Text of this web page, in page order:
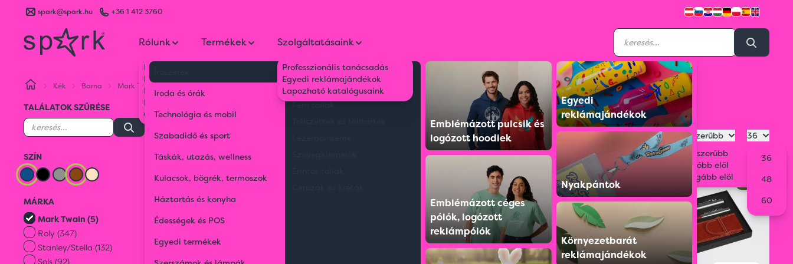
spark@spark.hu +36 1 412 3760
Rólunk
Kik vagyunk
Kapcsolat
Blog
Karrier
Gyakran Ismételt Kérdések
Termékek
Iroda és órák
Technológia és mobil
Szabadidő és sport
Táskák, utazás, wellness
Kulacsok, bögrék, termoszok
Háztartás és konyha
Édességek és POS
Egyedi termékek
Környezetbarát tollak
Műanyag tollak
Fém tollak
Emblémázott pulcsik és
logózott hoodiek
Emblémázott céges
pólók, logózott
reklámpólók
Egyedi
reklámajándékok
Nyakpántok
Környezetbarát
reklámajándékok
Szolgáltatásaink
Professzionális tanácsadás
Egyedi reklámajándékok
Lapozható katalógusaink
Kék Barna Mark Twain
TALÁLATOK SZŰRÉSE
SZÍN
MÁRKA
Mark Twain (5)
Roly (347)
Stanley/Stella (132)
Sols (92)
Kék Barna
Legnépszerűbb
Legnépszerűbb
Legolcsóbb elöl
Legdrágább elöl
36
36
48
60
ECO
ÚJ